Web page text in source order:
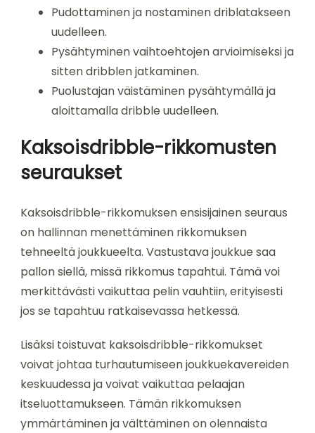
Pudottaminen ja nostaminen driblatakseen
uudelleen.
Pysähtyminen vaihtoehtojen arvioimiseksi ja
sitten dribblen jatkaminen.
Puolustajan väistäminen pysähtymällä ja
aloittamalla dribble uudelleen.
Kaksoisdribble-rikkomusten
seuraukset
Kaksoisdribble-rikkomuksen ensisijainen seuraus
on hallinnan menettäminen rikkomuksen
tehneeltä joukkueelta. Vastustava joukkue saa
pallon siellä, missä rikkomus tapahtui. Tämä voi
merkittävästi vaikuttaa pelin vauhtiin, erityisesti
jos se tapahtuu ratkaisevassa hetkessä.
Lisäksi toistuvat kaksoisdribble-rikkomukset
voivat johtaa turhautumiseen joukkuekavereiden
keskuudessa ja voivat vaikuttaa pelaajan
itseluottamukseen. Tämän rikkomuksen
ymmärtäminen ja välttäminen on olennaista